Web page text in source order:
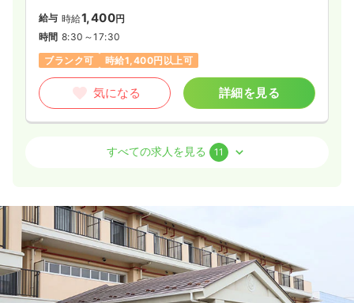
給与 時給1,400円
時間 8:30～17:30
ブランク可
時給1,400円以上可
気になる 詳細を見る
正看護師
給与 28.8万円/月 賞与2回
※経験3年の例
時間 8:30～17:30
年間休日124日
4週8休以上
担当業務未経験可
ブランク可
月給32万円以上可
すべての求人を見る 11